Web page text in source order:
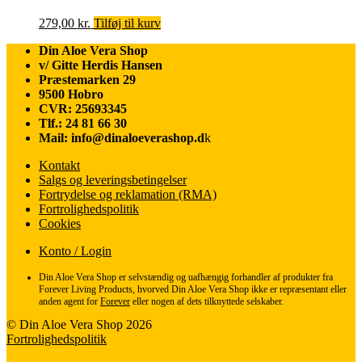
279,00 kr. Tilføj til kurv
Din Aloe Vera Shop
v/ Gitte Herdis Hansen
Præstemarken 29
9500 Hobro
CVR: 25693345
Tlf.: 24 81 66 30
Mail: info@dinaloeverashop.dk
Kontakt
Salgs og leveringsbetingelser
Fortrydelse og reklamation (RMA)
Fortrolighedspolitik
Cookies
Konto / Login
Din Aloe Vera Shop er selvstændig og uafhængig forhandler af produkter fra
Forever Living Products, hvorved Din Aloe Vera Shop ikke er repræsentant eller
anden agent for Forever eller nogen af dets tilknyttede selskaber.
© Din Aloe Vera Shop 2026
Fortrolighedspolitik